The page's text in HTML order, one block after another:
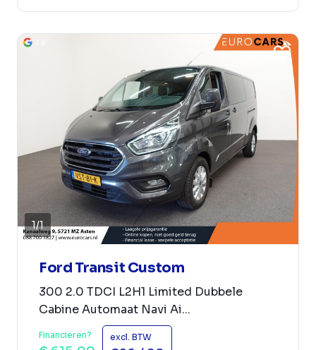
1/1
Ford Transit Custom
300 2.0 TDCI L2H1 Limited Dubbele
Cabine Automaat Navi Ai...
Financieren? excl. BTW